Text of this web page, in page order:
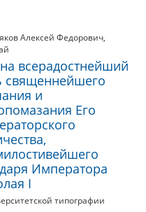
Алексей Федорович,
всерадостнейший
священнейшего
и
Его
Императора
I
типографии